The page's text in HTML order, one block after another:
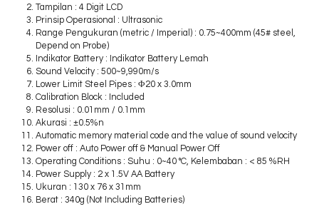
Tampilan : 4 Digit LCD
Prinsip Operasional : Ultrasonic
Range Pengukuran (metric / Imperial) : 0.75~400mm (45# steel,
Depend on Probe)
Indikator Battery : Indikator Battery Lemah
Sound Velocity : 500~9,990m/s
Lower Limit Steel Pipes : Φ20 x 3.0mm
Calibration Block : Included
Resolusi : 0.01mm / 0.1mm
Akurasi : ±0.5%n
Automatic memory material code and the value of sound velocity
Power off : Auto Power off & Manual Power Off
Operating Conditions : Suhu : 0~40 °C, Kelembaban : < 85 %RH
Power Supply : 2 x 1.5V AA Battery
Ukuran : 130 x 76 x 31mm
Berat : 340g (Not Including Batteries)